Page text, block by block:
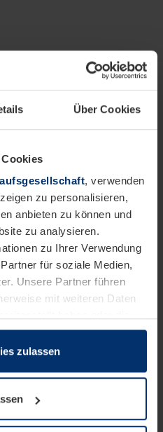
Über Cookies
, verwenden
zu personalisieren,
anbieten zu können und
zu analysieren.
zu Ihrer Verwendung
für soziale Medien,
Unsere Partner führen
mit weiteren Daten
der Dienste gesammelt
Seite unbedingt
Cookie-Typen benötigen
können Sie jederzeit
zulassen